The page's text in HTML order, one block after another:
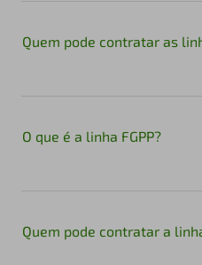
Quem pode contratar as
O que é a linha FGPP?
Quem pode contratar a